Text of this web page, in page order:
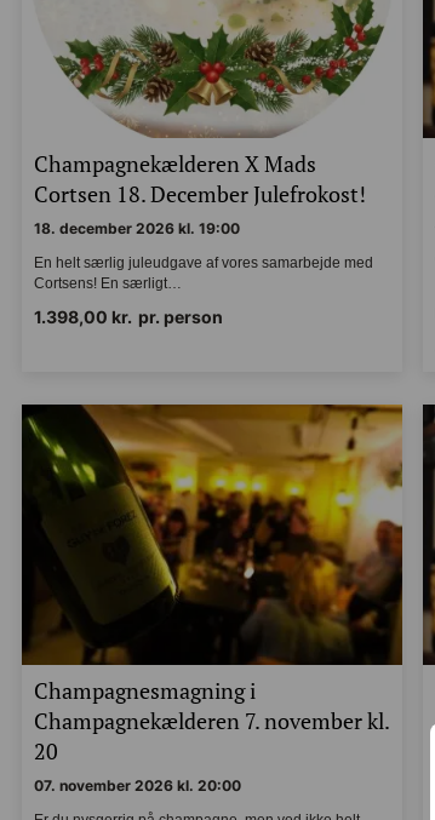
Champagnekælderen X Mads
Cortsen 18. December Julefrokost!
En helt særlig juleudgave af vores samarbejde
med Cortsens! En særligt…
Champagnesmagning i
Champagnekælderen 7. november kl.
20
07. november 2026 kl. 20:00